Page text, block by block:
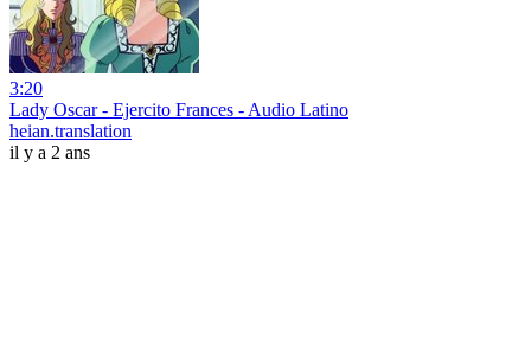
3:20
Lady Oscar - Ejercito Frances - Audio Latino
heian.translation
il y a 2 ans